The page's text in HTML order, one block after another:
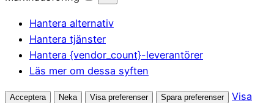
Hantera alternativ
Hantera tjänster
Hantera {vendor_count}-leverantörer
Läs mer om dessa syften
Acceptera Neka Visa preferenser Spara preferenser
Visa